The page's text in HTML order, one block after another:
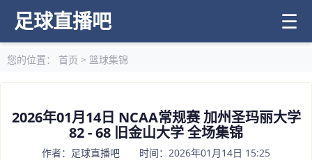
足球直播吧 ☰
您的位置： 首页 > 篮球集锦
2026年01月14日 NCAA常规赛 加州圣玛丽大学
82 - 68 旧金山大学 全场集锦
作者：足球直播吧 时间：2026年01月14日 15:25